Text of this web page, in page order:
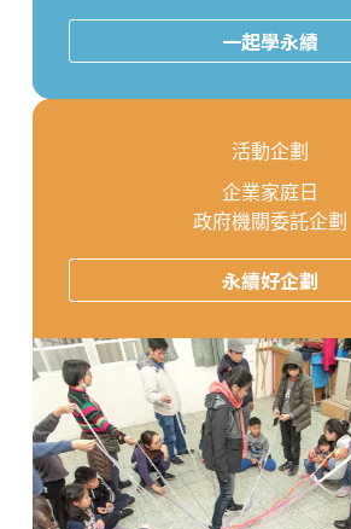
一起學永續
活動企劃
企業家庭日
政府機關委託企劃
永續好企劃